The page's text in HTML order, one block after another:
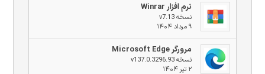
نرم افزار Winrar
نسخه v7.13
۹ مرداد ۱۴۰۴
مرورگر Microsoft Edge
نسخه v137.0.3296.93
۲ تیر ۱۴۰۴